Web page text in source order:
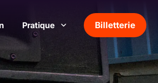
Pratique Afficher le sous-menu Pratique
Billetterie